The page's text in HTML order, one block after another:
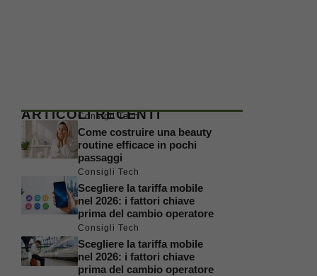
ARTICOLI RECENTI
Consigli Tech
Come costruire una beauty
routine efficace in pochi
passaggi
Consigli Tech
Scegliere la tariffa mobile
nel 2026: i fattori chiave
prima del cambio operatore
Consigli Tech
Scegliere la tariffa mobile
nel 2026: i fattori chiave
prima del cambio operatore